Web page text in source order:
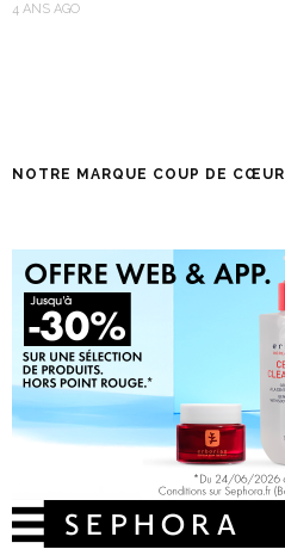
4 ANS AGO
NOTRE MARQUE COUP DE CŒUR